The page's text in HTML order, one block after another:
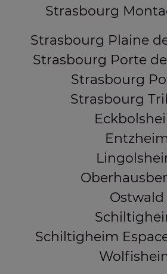
Strasbourg
Strasbourg Plaine
Strasbourg Porte
Strasbourg
Strasbourg
Ostwald
Schiltigheim